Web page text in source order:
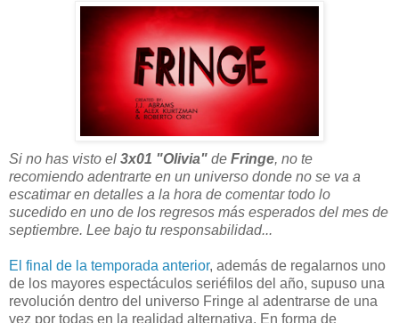
Si no has visto el 3x01 "Olivia" de Fringe, no te
recomiendo adentrarte en un universo donde no se va a
escatimar en detalles a la hora de comentar todo lo
sucedido en uno de los regresos más esperados del mes de
septiembre. Lee bajo tu responsabilidad...
El final de la temporada anterior, además de regalarnos uno
de los mayores espectáculos seriéfilos del año, supuso una
revolución dentro del universo Fringe al adentrarse de una
vez por todas en la realidad alternativa. En forma de